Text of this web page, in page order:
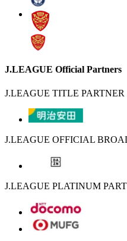
J.LEAGUE Official Partners
J.LEAGUE TITLE PARTNER
J.LEAGUE OFFICIAL
J.LEAGUE PLATINUM